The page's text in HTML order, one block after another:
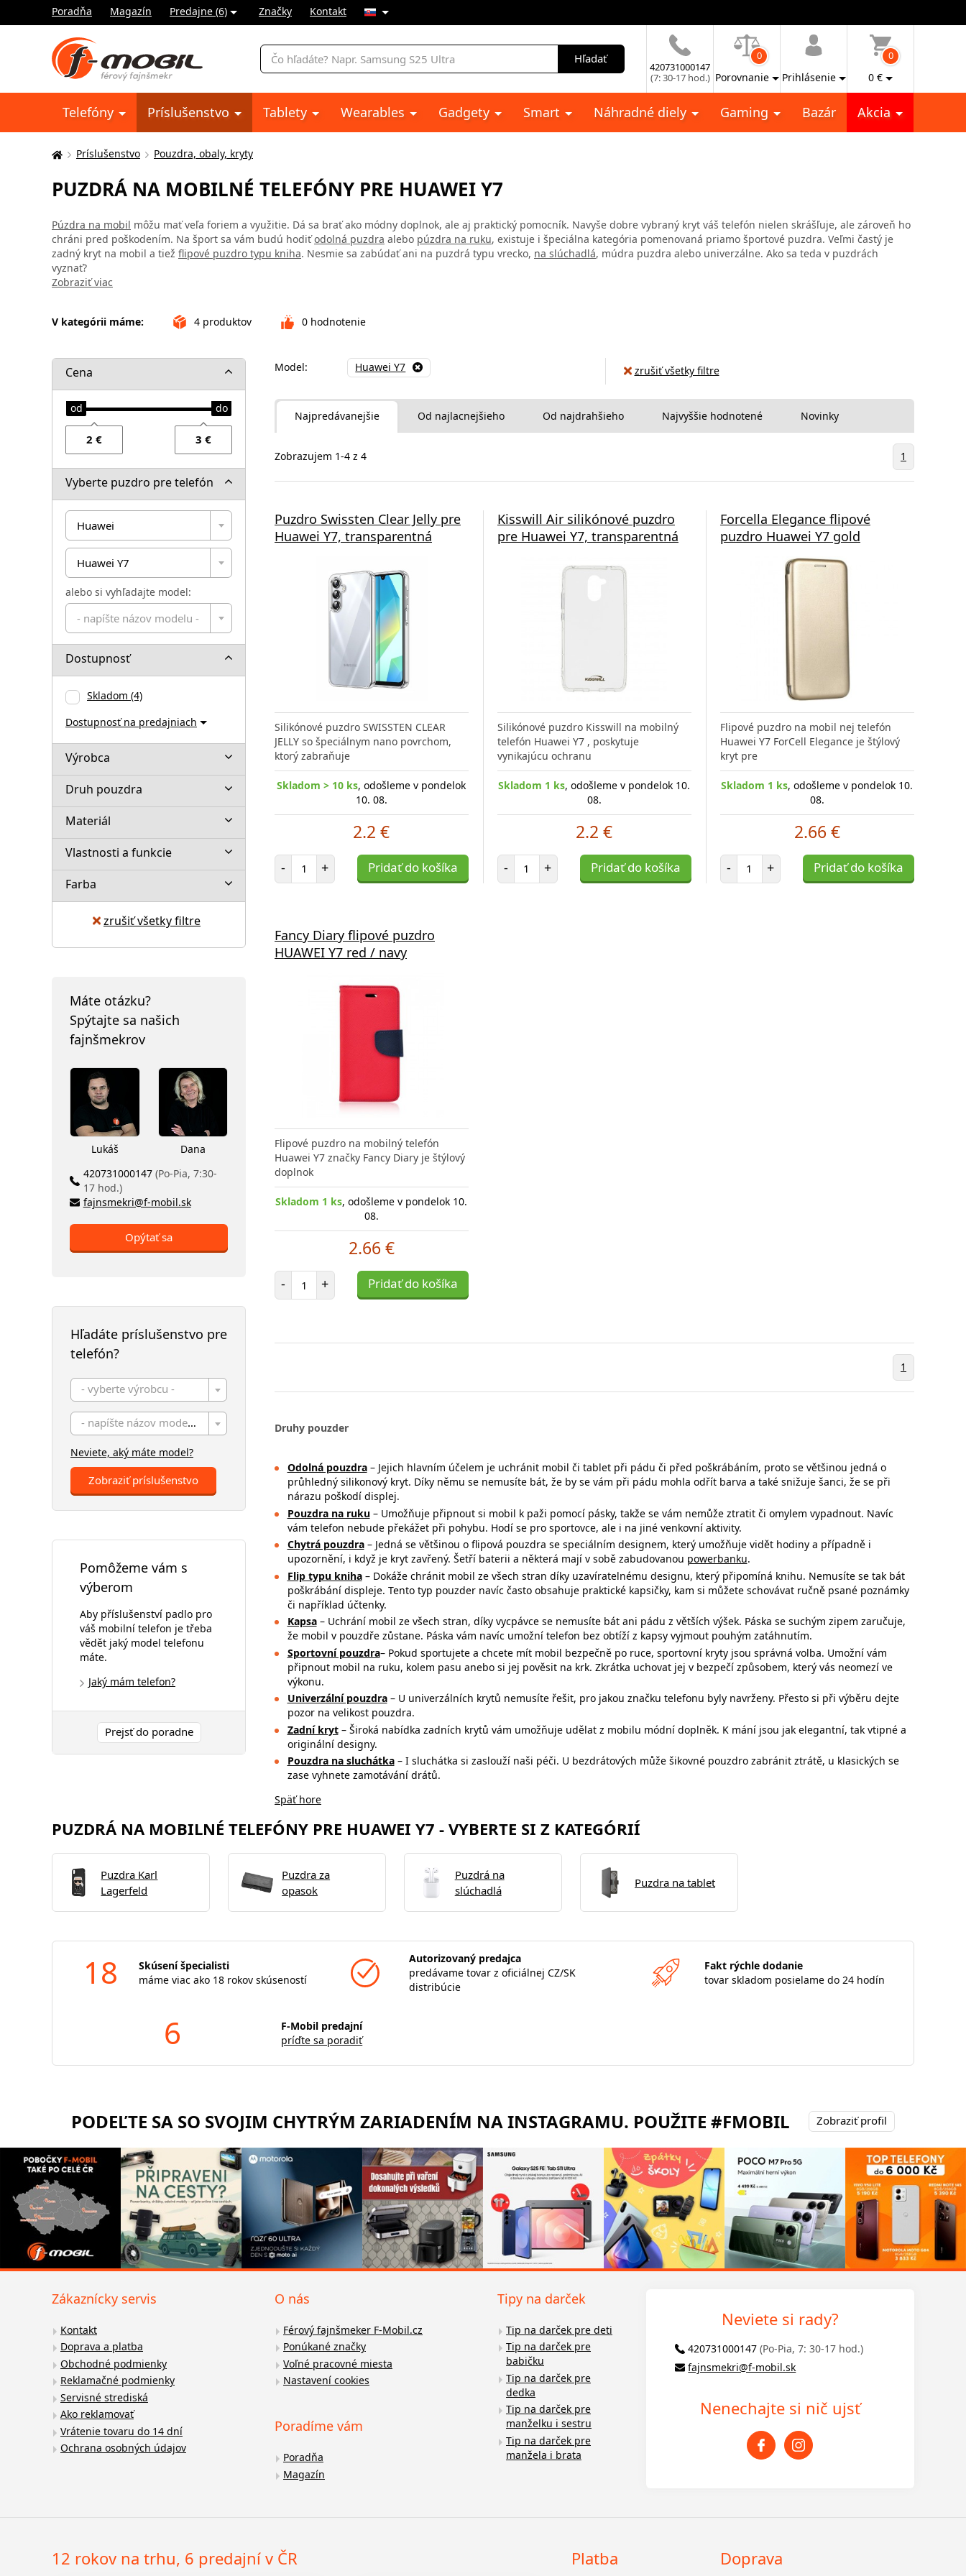
Poradňa Magazín Predajne (6) Značky Kontakt
Vyhľadávanie
Hľadať
420731000147
(7: 30-17 hod.)
0
Porovnanie Prihlásenie
0
0 €
Telefóny Príslušenstvo Tablety Wearables Gadgety Smart Náhradné diely Gaming Bazár Akcia
Tu
nachádzate:
Príslušenstvo Pouzdra, obaly, kryty
PUZDRÁ NA MOBILNÉ TELEFÓNY PRE HUAWEI Y7
Púzdra na mobil môžu mať veľa foriem a využitie. Dá sa brať ako módny doplnok, ale aj praktický pomocník. Navyše dobre vybraný kryt váš telefón nielen skrášľuje, ale zároveň ho
chráni pred poškodením. Na šport sa vám budú hodiťodolná puzdra alebo púzdra na ruku, existuje i špeciálna kategória pomenovaná priamo športové puzdra. Veľmi častý je
zadný kryt na mobil a tiež flipové puzdro typu kniha. Nesmie sa zabúdať ani na puzdrá typu vrecko, na slúchadlá, múdra puzdra alebo univerzálne. Ako sa teda v puzdrách
vyznať?
Zobraziť viac
V kategórii máme: 4 produktov 0 hodnotenie
Cena
Vyberte puzdro pre telefón
Huawei
Huawei Y7
alebo si vyhľadajte model:
- napíšte názov modelu -
Dostupnosť
Skladom (4)
Dostupnosť na predajniach
Výrobca
Druh pouzdra
Materiál
Vlastnosti a funkcie
Farba
zrušiť všetky filtre
Máte otázku?
Spýtajte sa našich
fajnšmekrov
Lukáš
Dana
420731000147 (Po-Pia, 7:30-
17 hod.)
fajnsmekri@f-mobil.sk
Opýtať sa
Hľadáte príslušenstvo pre
telefón?
- vyberte výrobcu -
- napíšte názov modelu -
Neviete, aký máte model?
Zobraziť príslušenstvo
Pomôžeme vám s
výberom
Aby příslušenství padlo pro
váš mobilní telefon je třeba
vědět jaký model telefonu
máte.
Jaký mám telefon?
Prejsť do poradne
Model: Huawei Y7 zrušiť všetky filtre
Najpredávanejšie Od najlacnejšieho Od najdrahšieho Najvyššie hodnotené Novinky
Zobrazujem 1-4 z 4 1
Puzdro Swissten Clear Jelly pre
Huawei Y7, transparentná
Silikónové puzdro SWISSTEN CLEAR
JELLY so špeciálnym nano povrchom,
ktorý zabraňuje
Skladom > 10 ks, odošleme v pondelok
10. 08.
2.2 €
- Počet položiek
+ Pridať do košíka
Kisswill Air silikónové puzdro
pre Huawei Y7, transparentná
Silikónové puzdro Kisswill na mobilný
telefón Huawei Y7 , poskytuje
vynikajúcu ochranu
Skladom 1 ks, odošleme v pondelok 10.
08.
2.2 €
- Počet položiek
+ Pridať do košíka
Forcella Elegance flipové
puzdro Huawei Y7 gold
Flipové puzdro na mobil nej telefón
Huawei Y7 ForCell Elegance je štýlový
kryt pre
Skladom 1 ks, odošleme v pondelok 10.
08.
2.66 €
- Počet položiek
+ Pridať do košíka
Fancy Diary flipové puzdro
HUAWEI Y7 red / navy
Flipové puzdro na mobilný telefón
Huawei Y7 značky Fancy Diary je štýlový
doplnok
Skladom 1 ks, odošleme v pondelok 10.
08.
2.66 €
- Počet položiek
+ Pridať do košíka
1
Druhy pouzder
Odolná pouzdra– Jejich hlavním účelem je uchránit mobil či tablet při pádu či před poškrábáním, proto se většinou jedná o
průhledný silikonový kryt. Díky němu se nemusíte bát, že by se vám při pádu mohla odřít barva a také snižuje šanci, že se při
nárazu poškodí displej.
Pouzdra na ruku– Umožňuje připnout si mobil k paži pomocí pásky, takže se vám nemůže ztratit či omylem vypadnout. Navíc
vám telefon nebude překážet při pohybu. Hodí se pro sportovce, ale i na jiné venkovní aktivity.
Chytrá pouzdra– Jedná se většinou o flipová pouzdra se speciálním designem, který umožňuje vidět hodiny a případně i
upozornění, i když je kryt zavřený. Šetří baterii a některá mají v sobě zabudovanou powerbanku.
Flip typu kniha– Dokáže chránit mobil ze všech stran díky uzavíratelnému designu, který připomíná knihu. Nemusíte se tak bát
poškrábání displeje. Tento typ pouzder navíc často obsahuje praktické kapsičky, kam si můžete schovávat ručně psané poznámky
či například účtenky.
Kapsa– Uchrání mobil ze všech stran, díky vycpávce se nemusíte bát ani pádu z větších výšek. Páska se suchým zipem zaručuje,
že mobil v pouzdře zůstane. Páska vám navíc umožní telefon bez obtíží z kapsy vyjmout pouhým zatáhnutím.
Sportovní pouzdra– Pokud sportujete a chcete mít mobil bezpečně po ruce, sportovní kryty jsou správná volba. Umožní vám
připnout mobil na ruku, kolem pasu anebo si jej pověsit na krk. Zkrátka uchovat jej v bezpečí způsobem, který vás neomezí ve
výkonu.
Univerzální pouzdra – U univerzálních krytů nemusíte řešit, pro jakou značku telefonu byly navrženy. Přesto si při výběru dejte
pozor na velikost pouzdra.
Zadní kryt– Široká nabídka zadních krytů vám umožňuje udělat z mobilu módní doplněk. K mání jsou jak elegantní, tak vtipné a
originální designy.
Pouzdra na sluchátka– I sluchátka si zaslouží naši péči. U bezdrátových může šikovné pouzdro zabránit ztrátě, u klasických se
zase vyhnete zamotávání drátů.
Späť hore
PUZDRÁ NA MOBILNÉ TELEFÓNY PRE HUAWEI Y7 - VYBERTE SI Z KATEGÓRIÍ
Puzdra Karl
Lagerfeld
Puzdra za
opasok
Puzdrá na
slúchadlá
Puzdra na tablet
18
Skúsení špecialisti
máme viac ako 18 rokov skúseností
Autorizovaný predajca
predávame tovar z oficiálnej CZ/SK
distribúcie
Fakt rýchle dodanie
tovar skladom posielame do 24 hodín
6
F-Mobil predajní
príďte sa poradiť
PODEĽTE SA SO SVOJIM CHYTRÝM ZARIADENÍM NA INSTAGRAMU. POUŽITE #FMOBIL Zobraziť profil
Zákaznícky servis
Kontakt
Doprava a platba
Obchodné podmienky
Reklamačné podmienky
Servisné strediská
Ako reklamovať
Vrátenie tovaru do 14 dní
Ochrana osobných údajov
O nás
Férový fajnšmeker F-Mobil.cz
Ponúkané značky
Voľné pracovné miesta
Nastavení cookies
Poradíme vám
Poradňa
Magazín
Tipy na darček
Tip na darček pre deti
Tip na darček pre
babičku
Tip na darček pre
dedka
Tip na darček pre
manželku i sestru
Tip na darček pre
manžela i brata
Neviete si rady?
420731000147 (Po-Pia, 7: 30-17 hod.)
fajnsmekri@f-mobil.sk
Nenechajte si nič ujsť
12 rokov na trhu, 6 predajní v ČR Platba Doprava